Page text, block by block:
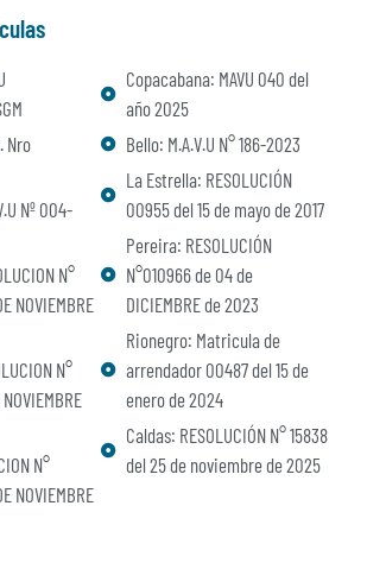
Nro
Nº 004-
N°
NOVIEMBRE
N°
N°
NOVIEMBRE
Copacabana: MAVU 040 del
año 2025
Bello: M.A.V.U N° 186-2023
La Estrella: RESOLUCIÓN
00955 del 15 de mayo de 2017
Pereira: RESOLUCIÓN
N°010966 de 04 de
DICIEMBRE de 2023
Rionegro: Matricula de
arrendador 00487 del 15 de
enero de 2024
Caldas: RESOLUCIÓN N° 15838
del 25 de noviembre de 2025